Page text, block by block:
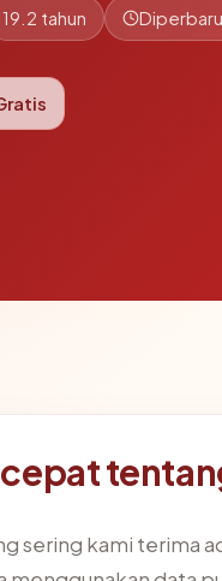
19.2 tahun
cepat
sering kami terima